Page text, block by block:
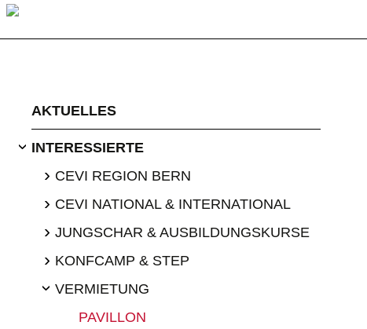
AKTUELLES
›INTERESSIERTE
› CEVI REGION BERN
› CEVI NATIONAL & INTERNATIONAL
› JUNGSCHAR & AUSBILDUNGSKURSE
› KONFCAMP & STEP
›VERMIETUNG
PAVILLON